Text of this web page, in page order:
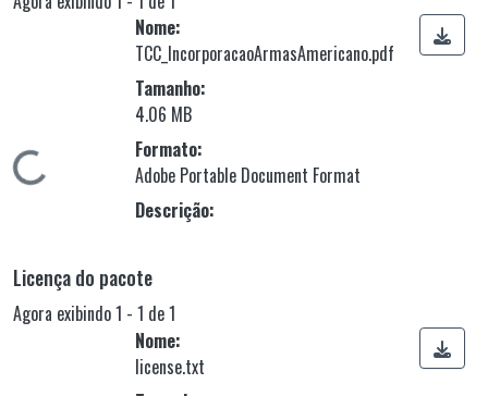
Carregando...
Nome:
TCC_IncorporacaoArmasAmericano.pdf
Tamanho:
4.06 MB
Formato:
Adobe Portable Document Format
Descrição:
Licença do pacote
Agora exibindo1 - 1 de 1
Nome:
license.txt